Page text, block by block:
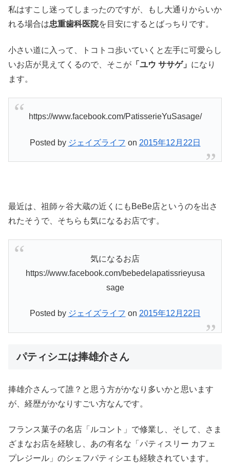
私はすこし迷ってしまったのですが、もし大通りからいか
れる場合は忠重歯科医院を目安にするとばっちりです。
小さい道に入って、トコトコ歩いていくと左手に可愛らし
いお店が見えてくるので、そこが 「ユウ ササゲ」 になり
ます。
https://www.facebook.com/PatisserieYuSasage/
Posted by ジェイズライフ on 2015年12月22日
最近は、祖師ヶ谷大蔵の近くにもBeBe店というのを出さ
れたそうで、そちらも気になるお店です。
気になるお店
https://www.facebook.com/bebedelapatissrieyusa
sage
Posted by ジェイズライフ on 2015年12月22日
パティシエは捧雄介さん
捧雄介さんって誰？と思う方がかなり多いかと思います
が、経歴がかなりすごい方なんです。
フランス菓子の名店「ルコント」で修業し、そして、さま
ざまなお店を経験し、あの有名な「パティスリー カフェ
プレジール」のシェフパティシエも経験されています。